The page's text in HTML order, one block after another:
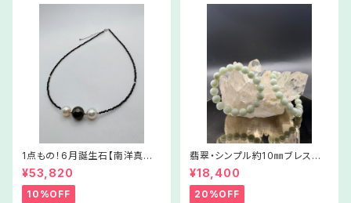
1点もの！6月誕生石【南洋真珠
＆スピネルネックレス③】Nc03
-525062
¥53,820
10%OFF
翡翠・シンプル約1０㎜ブレスレッ
ト【Sサイズ】WSJ1001‐6170
42
¥18,400
20%OFF